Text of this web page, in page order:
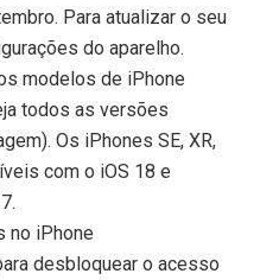
Para atualizar o seu
do aparelho.
modelos de iPhone
todos as versões
Os iPhones SE, XR,
com o iOS 18 e
no iPhone
desbloquear o acesso